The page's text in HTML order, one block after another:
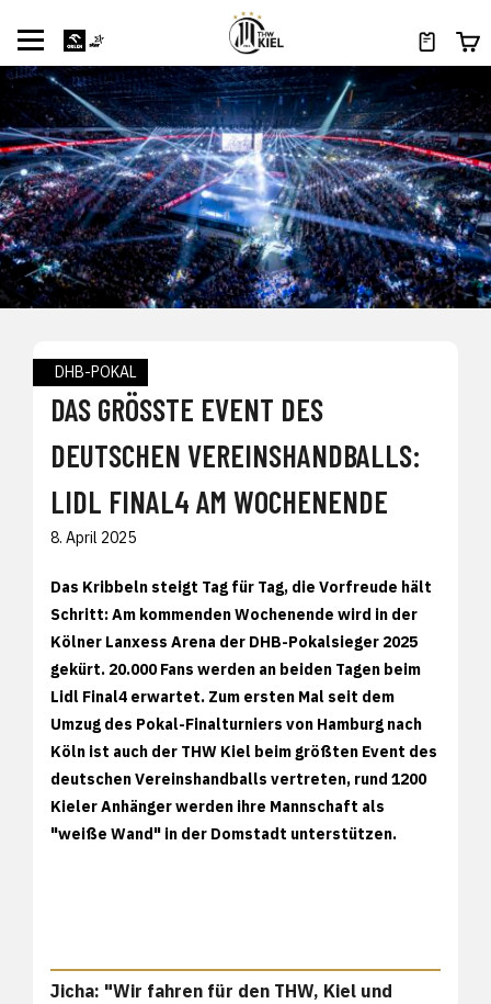
DHB-POKAL
DAS GRÖSSTE EVENT DES D
EUTSCHEN VEREINSHANDBALLS: L
IDL FINAL4 AM WOCHENENDE
8. April 2025
Das Kribbeln steigt Tag für Tag, die Vorfreude hält
Schritt: Am kommenden Wochenende wird in der
Kölner Lanxess Arena der DHB-Pokalsieger 2025
gekürt. 20.000 Fans werden an beiden Tagen beim
Lidl Final4 erwartet. Zum ersten Mal seit dem
Umzug des Pokal-Finalturniers von Hamburg nach
Köln ist auch der THW Kiel beim größten Event des
deutschen Vereinshandballs vertreten, rund 1200
Kieler Anhänger werden ihre Mannschaft als
"weiße Wand" in der Domstadt unterstützen.
Jicha: "Wir fahren für den THW, Kiel und